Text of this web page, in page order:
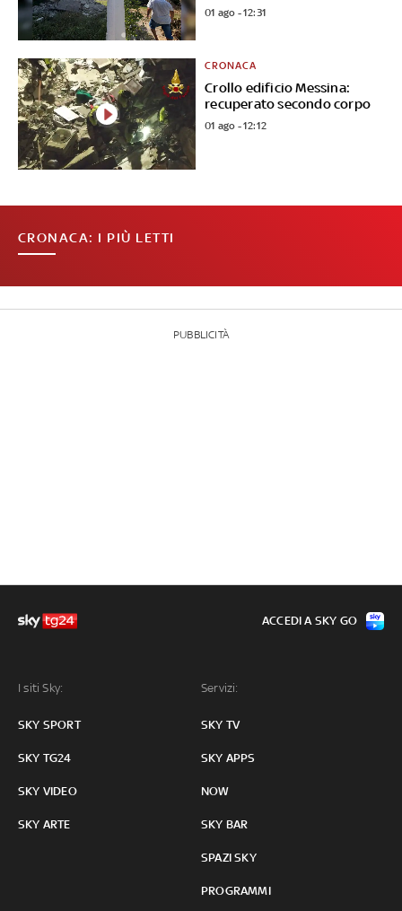
01 ago - 12:31
Crollo edificio Messina:
recuperato secondo corpo
CRONACA
01 ago - 12:12
CRONACA: I PIÙ LETTI
PUBBLICITÀ
I siti Sky:
SKY SPORT
SKY TG24
SKY VIDEO
SKY ARTE
Servizi:
SKY TV
SKY APPS
NOW
SKY BAR
SPAZI SKY
PROGRAMMI
ACCEDI A SKY GO